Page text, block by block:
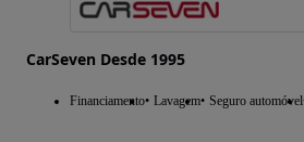
CarSeven Desde 1995
Financiamento Lavagem Seguro automóvel